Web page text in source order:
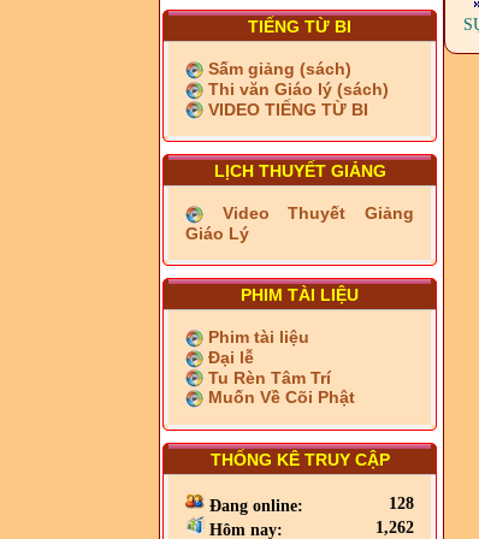
TIẾNG TỪ BI
Sấm giảng (sách)
Thi văn Giáo lý (sách)
VIDEO TIẾNG TỪ BI
LỊCH THUYẾT GIẢNG
Video Thuyết Giảng
Giáo Lý
PHIM TÀI LIỆU
Phim tài liệu
Đại lễ
Tu Rèn Tâm Trí
Muốn Về Cõi Phật
THỐNG KÊ TRUY CẬP
Đang online:
128
Hôm nay:
1,262